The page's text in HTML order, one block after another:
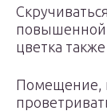
повышенной
цветка
Помещение,